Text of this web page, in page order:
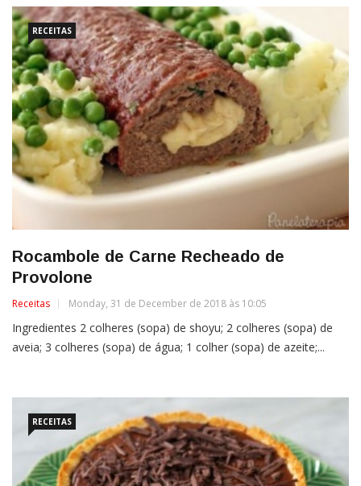
RECEITAS
Rocambole de Carne Recheado de
Provolone
Receitas Monday, 31 de December de 2018 às 10:05
Ingredientes 2 colheres (sopa) de shoyu; 2 colheres (sopa) de
aveia; 3 colheres (sopa) de água; 1 colher (sopa) de azeite;...
RECEITAS